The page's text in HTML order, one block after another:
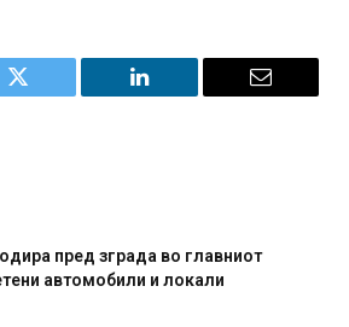
Twitter LinkedIn Email
пред зграда во главниот
автомобили и локали